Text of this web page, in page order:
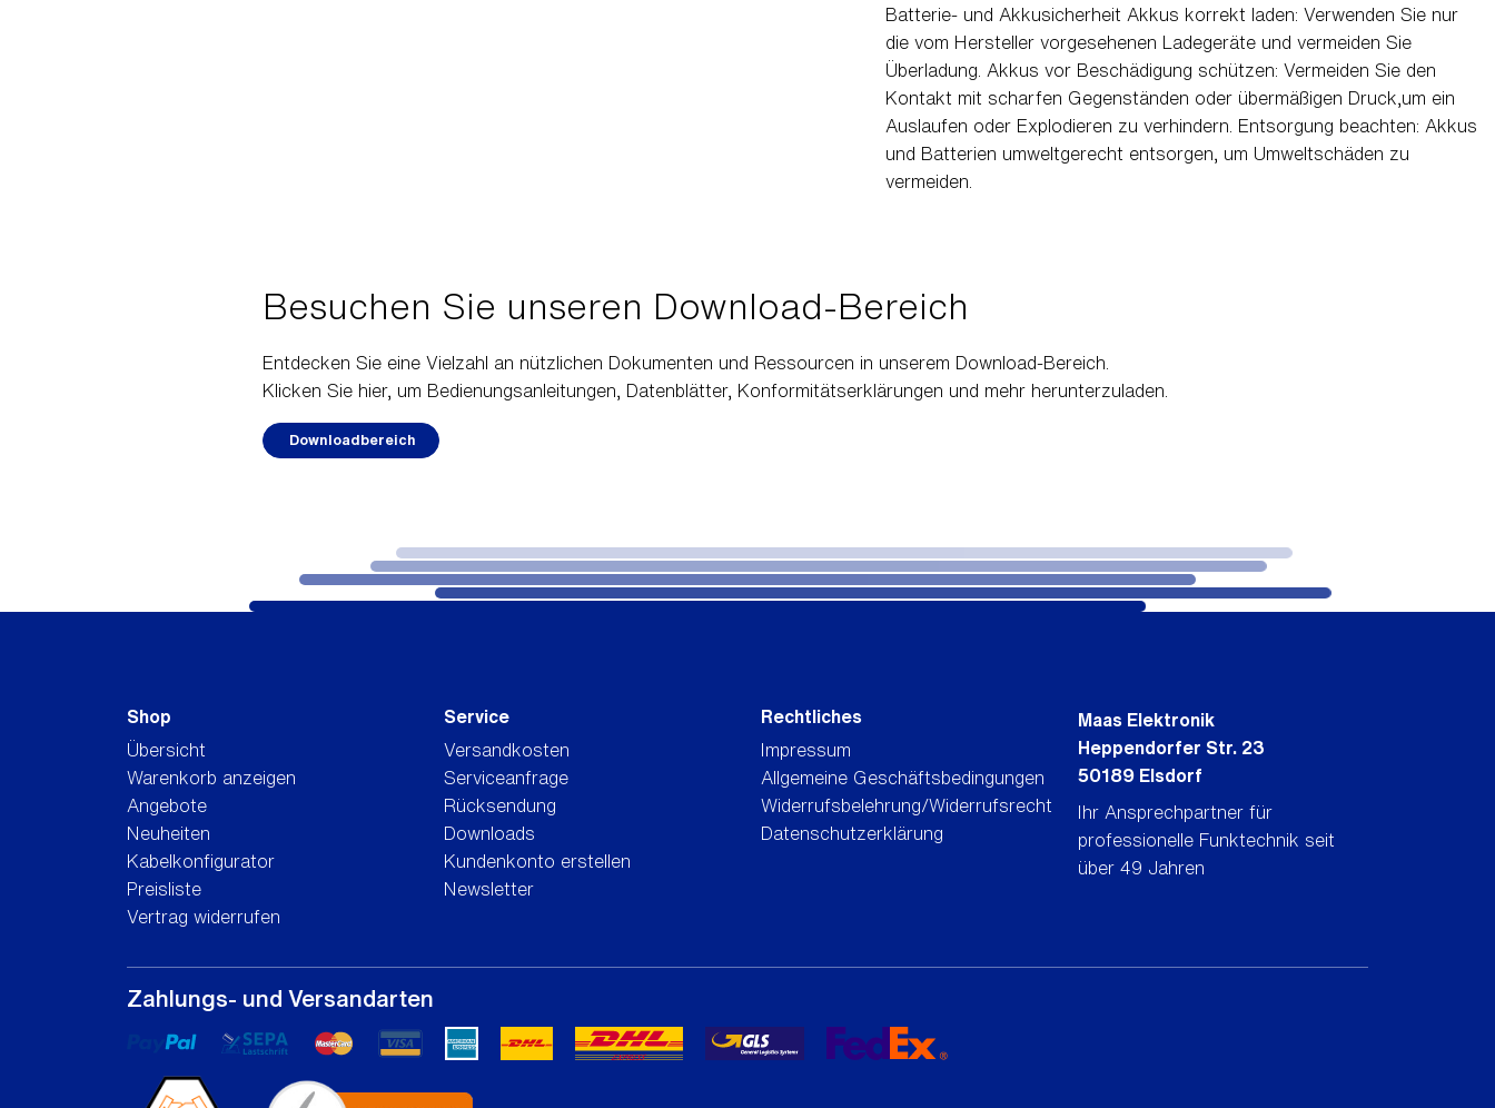
Batterie- und Akkusicherheit Akkus korrekt laden: Verwenden Sie nur
die vom Hersteller vorgesehenen Ladegeräte und vermeiden Sie
Überladung. Akkus vor Beschädigung schützen: Vermeiden Sie den
Kontakt mit scharfen Gegenständen oder übermäßigen Druck,um ein
Auslaufen oder Explodieren zu verhindern. Entsorgung beachten: Akkus
und Batterien umweltgerecht entsorgen, um Umweltschäden zu
vermeiden.
Besuchen Sie unseren Download-Bereich
Entdecken Sie eine Vielzahl an nützlichen Dokumenten und Ressourcen in unserem Download-Bereich.
Klicken Sie hier, um Bedienungsanleitungen, Datenblätter, Konformitätserklärungen und mehr herunterzuladen.
Downloadbereich
Shop
Übersicht
Warenkorb anzeigen
Angebote
Neuheiten
Kabelkonfigurator
Preisliste
Vertrag widerrufen
Service
Versandkosten
Serviceanfrage
Rücksendung
Downloads
Kundenkonto erstellen
Newsletter
Rechtliches
Impressum
Allgemeine Geschäftsbedingungen
Widerrufsbelehrung/Widerrufsrecht
Datenschutzerklärung
Maas Elektronik
Heppendorfer Str. 23
50189 Elsdorf
Ihr Ansprechpartner für
professionelle Funktechnik seit
über 49 Jahren
Zahlungs- und Versandarten